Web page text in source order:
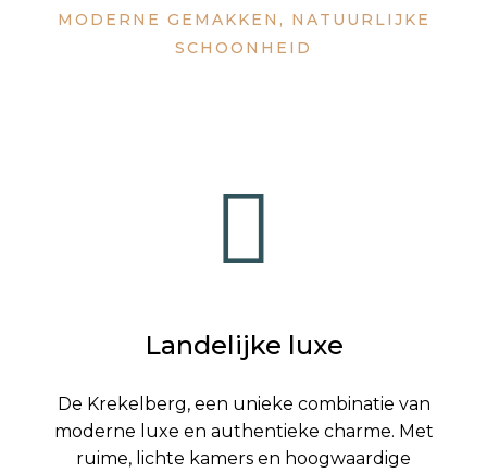
MODERNE GEMAKKEN, NATUURLIJKE
SCHOONHEID
Landelijke luxe
De Krekelberg, een unieke combinatie van
moderne luxe en authentieke charme. Met
ruime, lichte kamers en hoogwaardige